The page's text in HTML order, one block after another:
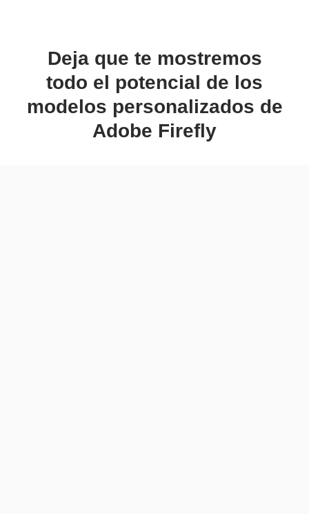
Deja que te mostremos
todo el potencial de los
modelos personalizados de
Adobe Firefly